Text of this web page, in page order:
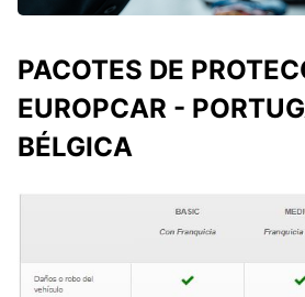
PACOTES DE
EUROPCAR -
BÉLGICA